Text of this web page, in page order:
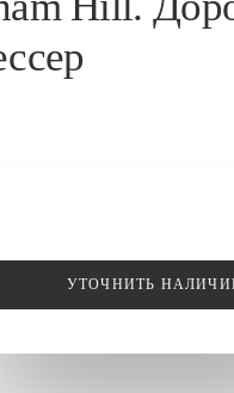
БАРБЕРОВ
УТОЧНИТЬ